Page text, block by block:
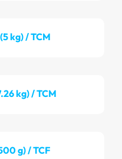
kg) / TCM
kg) / TCM
g) / TCF